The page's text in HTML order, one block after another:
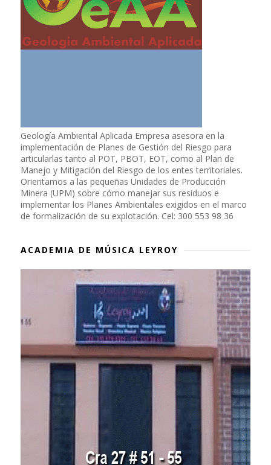
Geología Ambiental Aplicada Empresa asesora en la
implementación de Planes de Gestión del Riesgo para
articularlas tanto al POT, PBOT, EOT, como al Plan de
Manejo y Mitigación del Riesgo de los entes territoriales.
Orientamos a las pequeñas Unidades de Producción
Minera (UPM) sobre cómo manejar sus residuos e
implementar los Planes Ambientales exigidos en el marco
de formalización de su explotación. Cel: 300 553 98 36
ACADEMIA DE MÚSICA LEYROY